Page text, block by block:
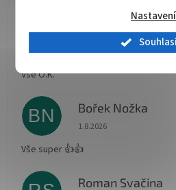
Nastavení
Radomír Hurník
Hodnocení obchodu je
3.8.2026
Vše O.K.
BN Bořek Nožka
Hodnocení obchodu je 5
1.8.2026
Vše super 👍👍
Roman Svačina